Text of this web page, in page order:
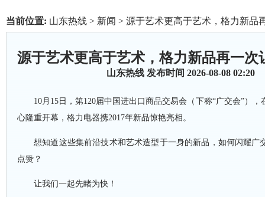
当前位置: 山东热线 > 新闻 > 源于艺术更高于艺术，格力新品
源于艺术更高于艺术，格力新品再一次
山东热线发布时间 2026-08-08 02:20
10月15日，第120届中国进出口商品交易会（下称“广交会”）
心隆重开幕，格力电器携2017年新品惊艳亮相。
想知道这些集前沿技术和艺术造型于一身的新品，如何闪耀广
点赞？
让我们一起先睹为快！